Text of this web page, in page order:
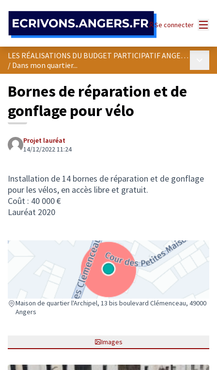
Se connecter
LES RÉALISATIONS DU BUDGET PARTICIPATIF ANGEVIN
/ Dans mon quartier...
Bornes de réparation et de
gonflage pour vélo
Projet lauréat
14/12/2022 11:24
Installation de 14 bornes de réparation et de gonflage
pour les vélos, en accès libre et gratuit.
Coût : 40 000 €
Lauréat 2020
Maison de quartier l'Archipel, 13 bis boulevard Clémenceau, 49000
Angers
(Lien externe)
Images